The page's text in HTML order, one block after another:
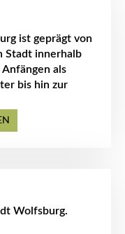
ist geprägt von
Stadt innerhalb
als
bis hin zur
Wolfsburg.